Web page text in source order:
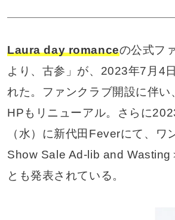
Laura day romanceの公式フ
より、古参」が、2023年7月4
れた。ファンクラブ開設に伴い
HPもリニューアル。さらに
（水）に新代田Feverにて、ワ
Show Sale Ad-lib and Wasting
とも発表されている。